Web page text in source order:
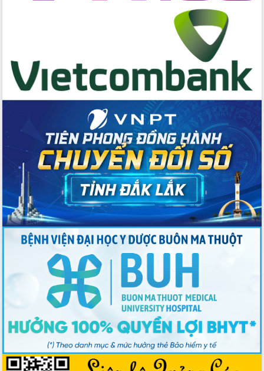
Chuyển đổi số thư viện: Mở rộng
không gian tri thức trong thời đại số
Đánh giá, rút kinh nghiệm công tác tổ
chức diễn tập trước ngày bầu cử
Chương trình “Gặp gỡ hữu nghị –
Friendship Meeting New Year 2026”
Bầu cử Quốc hội và HĐND: Cử tri Đắk
Lắk gửi gắm niềm tin, kỳ vọng vào lá
phiếu
Đắk Lắk sẵn sàng các điều kiện cho
Ngày hội bầu cử đại biểu Quốc hội
khóa XVI và HĐND các cấp nhiệm kỳ
2026-2031
Đảm bảo cuộc bầu cử đại biểu Quốc
hội và đại biểu HĐND các cấp diễn ra
Thủ tướng Chính phủ Phạm Minh Chính
kiểm tra, chỉ đạo hoàn thành các dự
án cao tốc và thăm khu tái định cư tại
Sôi nổi Hội đua ngựa truyền thống Gò
Thì Thùng mừng Xuân Bính Ngọ 2026
Lãnh đạo tỉnh dâng hương tưởng niệm
tại Đập Đồng Cam đầu Xuân Bính Ngọ
Ngành nông nghiệp phấn đấu tăng